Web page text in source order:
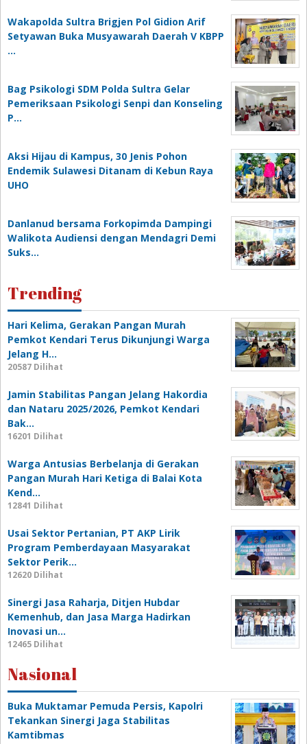
Wakapolda Sultra Brigjen Pol Gidion Arif
Setyawan Buka Musyawarah Daerah V KBPP
…
Bag Psikologi SDM Polda Sultra Gelar
Pemeriksaan Psikologi Senpi dan Konseling
P…
‎Aksi Hijau di Kampus, 30 Jenis Pohon
Endemik Sulawesi Ditanam di Kebun Raya
UHO
Danlanud bersama Forkopimda Dampingi
Walikota Audiensi dengan Mendagri Demi
Suks…
Trending
Hari Kelima, Gerakan Pangan Murah
Pemkot Kendari Terus Dikunjungi Warga
Jelang H…
20587 Dilihat
Jamin Stabilitas Pangan Jelang Hakordia
dan Nataru 2025/2026, Pemkot Kendari
Bak…
16201 Dilihat
Warga Antusias Berbelanja di Gerakan
Pangan Murah Hari Ketiga di Balai Kota
Kend…
12841 Dilihat
Usai Sektor Pertanian, PT AKP Lirik
Program Pemberdayaan Masyarakat
Sektor Perik…
12620 Dilihat
Sinergi Jasa Raharja, Ditjen Hubdar
Kemenhub, dan Jasa Marga Hadirkan
Inovasi un…
12465 Dilihat
Nasional
Buka Muktamar Pemuda Persis, Kapolri
Tekankan Sinergi Jaga Stabilitas
Kamtibmas